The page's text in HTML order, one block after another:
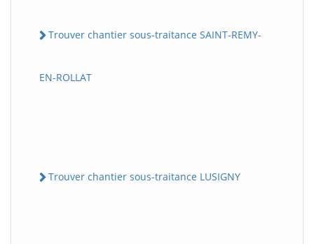
Trouver chantier sous-traitance SAINT-REMY-
EN-ROLLAT
Trouver chantier sous-traitance LUSIGNY